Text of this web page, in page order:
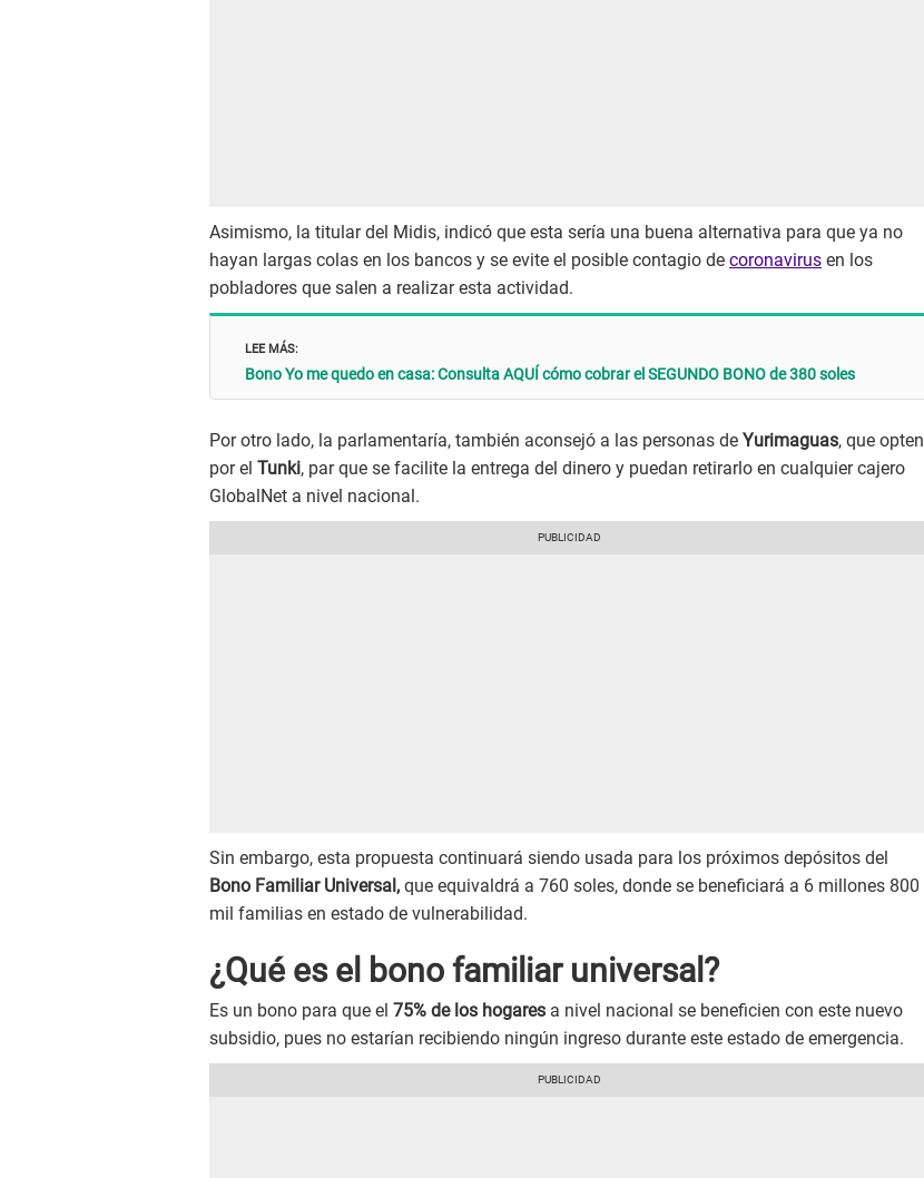
Asimismo, la titular del Midis, indicó que esta sería una buena alternativa para que ya no
hayan largas colas en los bancos y se evite el posible contagio de coronavirus en los
pobladores que salen a realizar esta actividad.
LEE MÁS:
Bono Yo me quedo en casa: Consulta AQUÍ cómo cobrar el SEGUNDO BONO de 380 soles
Por otro lado, la parlamentaría, también aconsejó a las personas de Yurimaguas, que opten
por el Tunki, par que se facilite la entrega del dinero y puedan retirarlo en cualquier cajero
GlobalNet a nivel nacional.
Sin embargo, esta propuesta continuará siendo usada para los próximos depósitos del
Bono Familiar Universal, que equivaldrá a 760 soles, donde se beneficiará a 6 millones 800
mil familias en estado de vulnerabilidad.
¿Qué es el bono familiar universal?
Es un bono para que el 75% de los hogares a nivel nacional se beneficien con este nuevo
subsidio, pues no estarían recibiendo ningún ingreso durante este estado de emergencia.